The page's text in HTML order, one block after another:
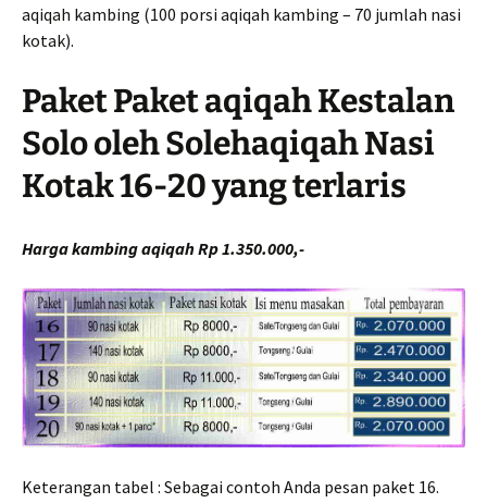
aqiqah kambing (100 porsi aqiqah kambing – 70 jumlah nasi
kotak).
Paket Paket aqiqah Kestalan
Solo oleh Solehaqiqah Nasi
Kotak 16-20 yang terlaris
Harga kambing aqiqah Rp 1.350.000,-
Keterangan tabel : Sebagai contoh Anda pesan paket 16.